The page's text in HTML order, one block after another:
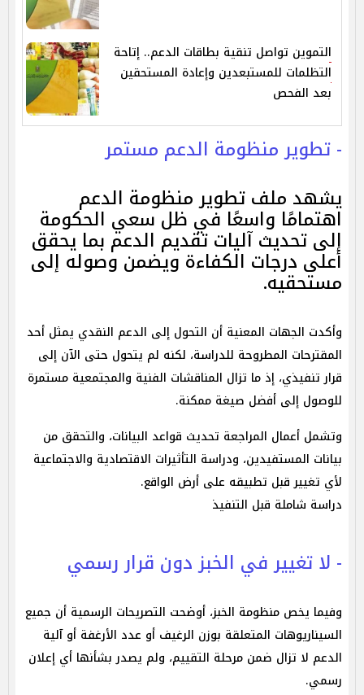
التموين تواصل تنقية بطاقات الدعم.. إتاحة
التظلمات للمستبعدين وإعادة المستحقين
بعد الفحص
- تطوير منظومة الدعم مستمر
يشهد ملف تطوير منظومة الدعم
اهتمامًا واسعًا في ظل سعي الحكومة
إلى تحديث آليات تقديم الدعم بما يحقق
أعلى درجات الكفاءة ويضمن وصوله إلى
مستحقيه.
وأكدت الجهات المعنية أن التحول إلى الدعم النقدي يمثل أحد
المقترحات المطروحة للدراسة، لكنه لم يتحول حتى الآن إلى
قرار تنفيذي، إذ ما تزال المناقشات الفنية والمجتمعية مستمرة
للوصول إلى أفضل صيغة ممكنة.
وتشمل أعمال المراجعة تحديث قواعد البيانات، والتحقق من
بيانات المستفيدين، ودراسة التأثيرات الاقتصادية والاجتماعية
لأي تغيير قبل تطبيقه على أرض الواقع.
دراسة شاملة قبل التنفيذ
- لا تغيير في الخبز دون قرار رسمي
وفيما يخص منظومة الخبز، أوضحت التصريحات الرسمية أن جميع
السيناريوهات المتعلقة بوزن الرغيف أو عدد الأرغفة أو آلية
الدعم لا تزال ضمن مرحلة التقييم، ولم يصدر بشأنها أي إعلان
رسمي.